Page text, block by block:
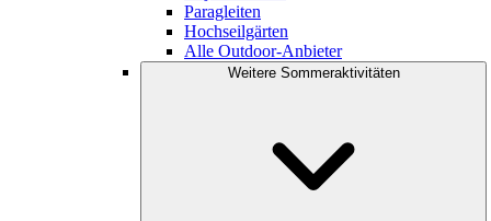
Paragleiten
Hochseilgärten
Alle Outdoor-Anbieter
Weitere Sommeraktivitäten